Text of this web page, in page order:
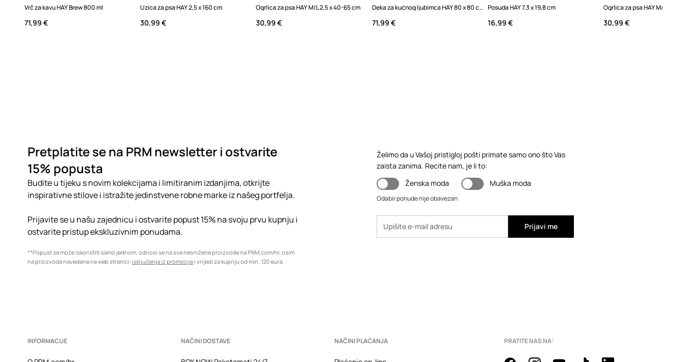
Vrč za kavu HAY Brew 800 ml
71,99 €
Uzica za psa HAY 2,5 x 160 cm
30,99 €
Ogrlica za psa HAY M/L 2,5 x 40-65 cm
30,99 €
Deka za kućnog ljubimca HAY 80 x 80 cm
71,99 €
Posuda HAY 7,3 x 19,8 cm
16,99 €
Ogrlica za psa HAY M/L 2,5 x
30,99 €
Pretplatite se na PRM newsletter i ostvarite
15% popusta
Budite u tijeku s novim kolekcijama i limitiranim izdanjima, otkrijte
inspirativne stilove i istražite jedinstvene robne marke iz našeg portfelja.
Prijavite se u našu zajednicu i ostvarite popust 15% na svoju prvu kupnju i
ostvarite pristup ekskluzivnim ponudama.
**Popust se može iskoristiti samo jednom, odnosi se na sve nesnižene proizvode na PRM.com/hr, osim
na proizvode navedene na web stranici: isključenja iz promocijei vrijedi za kupnju od min. 120 eura.
Želimo da u Vašoj pristigloj pošti primate samo ono što Vas
zaista zanima. Recite nam, je li to:
Ženska moda
Muška moda
Odabir ponude nije obavezan
Prijavi me
INFORMACIJE NAČINI DOSTAVE NAČINI PLAĆANJA PRATITE NAS NA: